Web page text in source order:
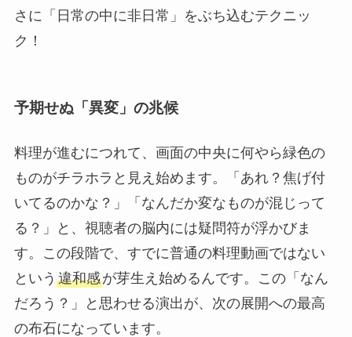
さに「日常の中に非日常」をぶち込むテクニッ
ク！
予期せぬ「異変」の兆候
料理が進むにつれて、画面の中央に何やら緑色の
ものがチラホラと見え始めます。「あれ？焦げ付
いてるのかな？」「なんだか変なものが混じって
る？」と、視聴者の脳内には疑問符が浮かびま
す。この段階で、すでに普通の料理動画ではない
という 違和感が芽生え始めるんです。この「なん
だろう？」と思わせる演出が、次の展開への最高
の布石になっています。